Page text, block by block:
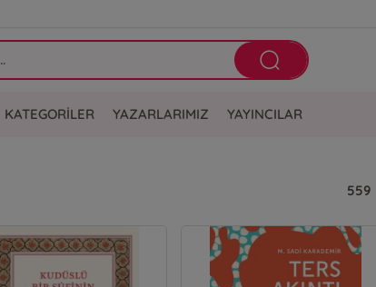
KATEGORİLER YAZARLARIMIZ YAYINCILAR
559